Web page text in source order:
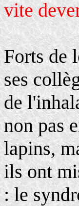
vite
Forts de
ses
de
non pas
lapins,
ils ont
: le